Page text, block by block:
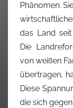
Phänomen.
das Land
Die
von weißen
übertragen,
Diese
die sich